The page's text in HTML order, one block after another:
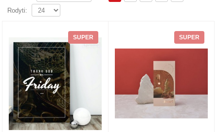
Rodyti:
SUPER SUPER